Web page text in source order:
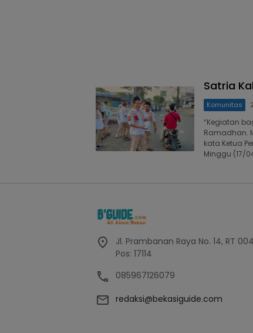
Satria
Komunitas
“Kegiatan
Ramadhan.
kata Ketua
Minggu (17/
Jl. Prambanan Raya No. 14, RT
Pos: 17114
085967126079
redaksi@bekasiguide.com